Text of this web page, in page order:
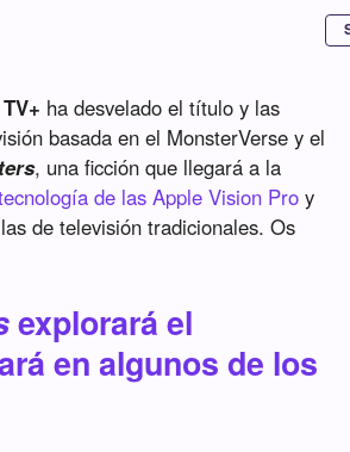
ha desvelado el título y las
basada en el MonsterVerse y el
, una ficción que llegará a la
de las Apple Vision Pro y
de televisión tradicionales. Os
explorará el
en algunos de los